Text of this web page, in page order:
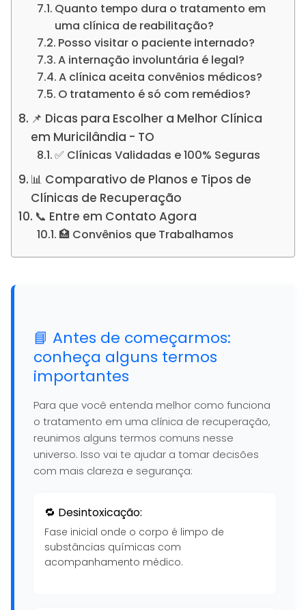
Quanto tempo dura o tratamento em
uma clínica de reabilitação?
Posso visitar o paciente internado?
A internação involuntária é legal?
A clínica aceita convênios médicos?
O tratamento é só com remédios?
📌 Dicas para Escolher a Melhor Clínica
em Muricilândia - TO
✅ Clínicas Validadas e 100% Seguras
📊 Comparativo de Planos e Tipos de
Clínicas de Recuperação
📞 Entre em Contato Agora
🏥 Convênios que Trabalhamos
📘 Antes de começarmos:
conheça alguns termos
importantes
Para que você entenda melhor como funciona
o tratamento em uma clínica de recuperação,
reunimos alguns termos comuns nesse
universo. Isso vai te ajudar a tomar decisões
com mais clareza e segurança:
🔁 Desintoxicação:
Fase inicial onde o corpo é limpo de
substâncias químicas com
acompanhamento médico.